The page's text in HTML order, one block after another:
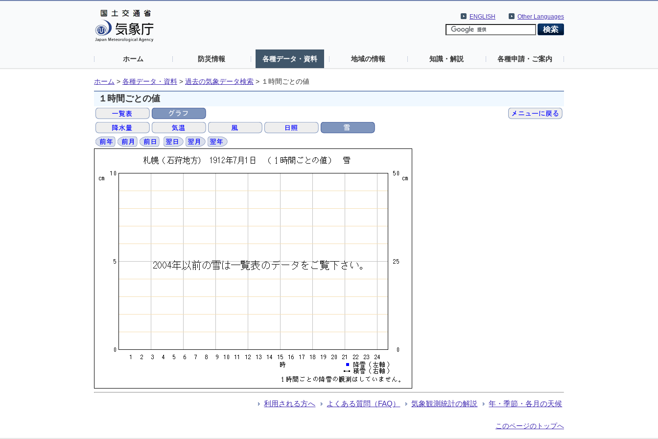
Other Languages
ENGLISH
ホーム 防災情報 各種データ・資料 地域の情報 知識・解説 各種申請・ご案内
ホーム > 各種データ・資料 > 過去の気象データ検索 > １時間ごとの値
１時間ごとの値
利用される方へ よくある質問（FAQ） 気象観測統計の解説 年・季節・各月の天候
このページのトップへ